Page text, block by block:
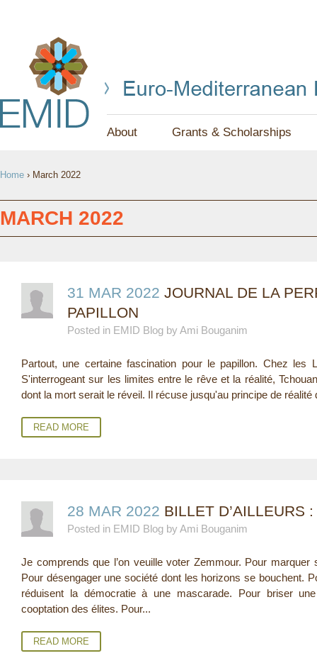
About Grants & Scholarships
U
A
Home › March 2022
MARCH 2022
31 MAR 2022 JOURNAL DE LA
PAPILLON
Posted in EMID Blog by Ami Bouganim
Partout, une certaine fascination pour le papillon. Chez
S'interrogeant sur les limites entre le rêve et la réalité,
dont la mort serait le réveil. Il récuse jusqu'au principe de
READ MORE
28 MAR 2022 BILLET D’AILLEURS
Posted in EMID Blog by Ami Bouganim
Je comprends que l’on veuille voter Zemmour. Pour marquer
Pour désengager une société dont les horizons se bouchent.
réduisent la démocratie à une mascarade. Pour briser
cooptation des élites. Pour...
READ MORE